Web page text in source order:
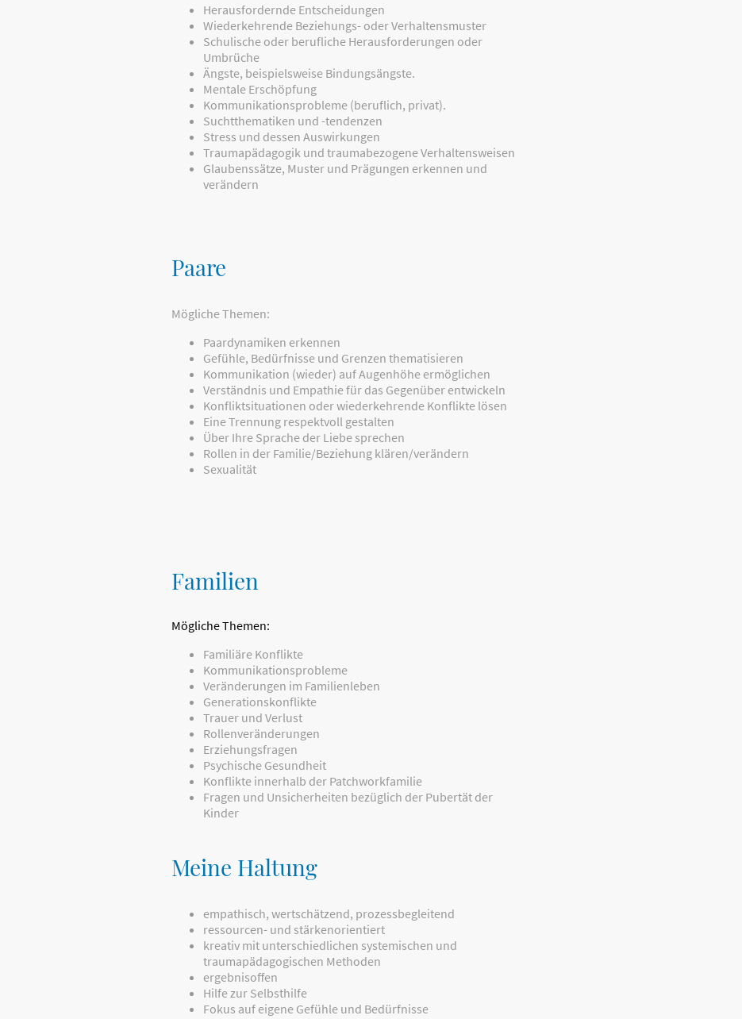
Herausfordernde Entscheidungen
Wiederkehrende Beziehungs- oder Verhaltensmuster
Schulische oder berufliche Herausforderungen oder
Umbrüche
Ängste, beispielsweise Bindungsängste.
Mentale Erschöpfung
Kommunikationsprobleme (beruflich, privat).
Suchtthematiken und -tendenzen
Stress und dessen Auswirkungen
Traumapädagogik und traumabezogene Verhaltensweisen
Glaubenssätze, Muster und Prägungen erkennen und
verändern
Paare
Mögliche Themen:
Paardynamiken erkennen
Gefühle, Bedürfnisse und Grenzen thematisieren
Kommunikation (wieder) auf Augenhöhe ermöglichen
Verständnis und Empathie für das Gegenüber entwickeln
Konfliktsituationen oder wiederkehrende Konflikte lösen
Eine Trennung respektvoll gestalten
Über Ihre Sprache der Liebe sprechen
Rollen in der Familie/Beziehung klären/verändern
Sexualität
Familien
Mögliche Themen:
Familiäre Konflikte
Kommunikationsprobleme
Veränderungen im Familienleben
Generationskonflikte
Trauer und Verlust
Rollenveränderungen
Erziehungsfragen
Psychische Gesundheit
Konflikte innerhalb der Patchworkfamilie
Fragen und Unsicherheiten bezüglich der Pubertät der
Kinder
Meine Haltung
empathisch, wertschätzend, prozessbegleitend
ressourcen- und stärkenorientiert
kreativ mit unterschiedlichen systemischen und
traumapädagogischen Methoden
ergebnisoffen
Hilfe zur Selbsthilfe
Fokus auf eigene Gefühle und Bedürfnisse